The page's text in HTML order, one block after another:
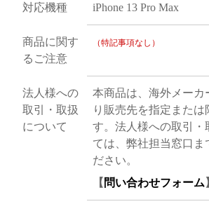
対応機種 iPhone 13 Pro Max
商品に関す
るご注意
（特記事項なし）
法人様への
取引・取扱
について
本商品は、海外メーカ
り販売先を指定または
す。法人様への取引・
ては、弊社担当窓口ま
ださい。
【 問い合わせフォーム